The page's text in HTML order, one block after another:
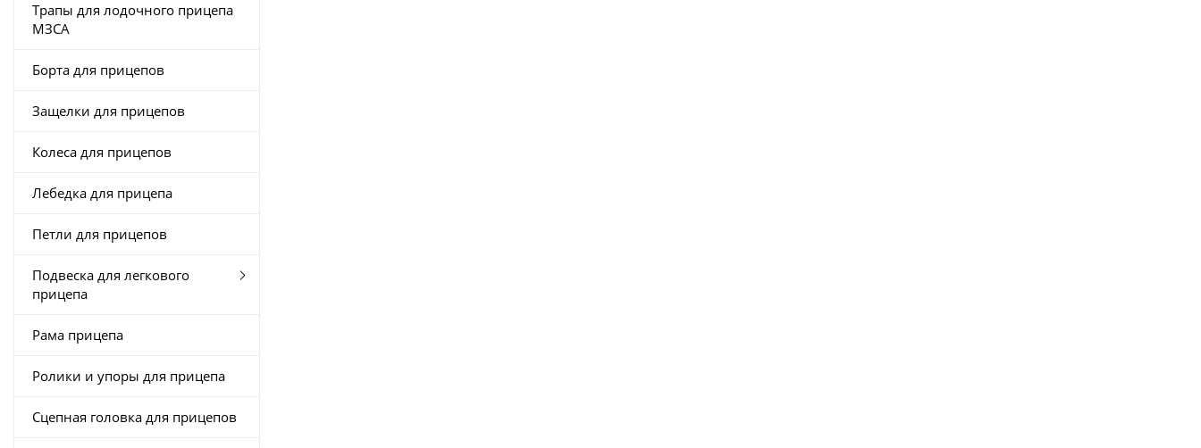
Трапы для лодочного прицепа
МЗСА
Борта для прицепов
Защелки для прицепов
Колеса для прицепов
Лебедка для прицепа
Петли для прицепов
Подвеска для легкового
прицепа
Рама прицепа
Ролики и упоры для прицепа
Сцепная головка для прицепов